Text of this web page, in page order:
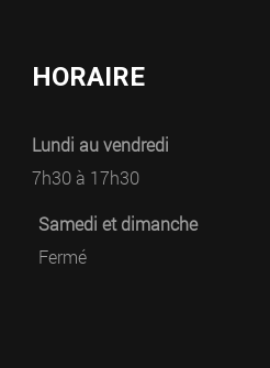
HORAIRE
Lundi au vendredi
7h30 à 17h30
Samedi et dimanche
Fermé